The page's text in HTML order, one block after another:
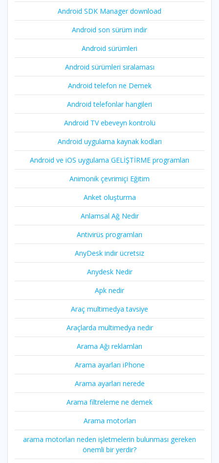
Android SDK Manager download
Android son sürüm indir
Android sürümleri
Android sürümleri sıralaması
Android telefon ne Demek
Android telefonlar hangileri
Android TV ebeveyn kontrolü
Android uygulama kaynak kodları
Android ve iOS uygulama GELİŞTİRME programları
Animonik çevrimiçi Eğitim
Anket oluşturma
Anlamsal Ağ Nedir
Antivirüs programları
AnyDesk indir ücretsiz
Anydesk Nedir
Apk nedir
Araç multimedya tavsiye
Araçlarda multimedya nedir
Arama Ağı reklamları
Arama ayarları iPhone
Arama ayarları nerede
Arama filtreleme ne demek
Arama motorları
arama motorları neden işletmelerin bulunması gereken
önemli bir yerdir?